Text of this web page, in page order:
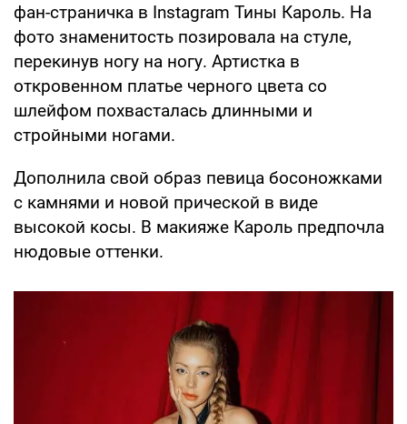
фан-страничка в Instagram Тины Кароль. На
фото знаменитость позировала на стуле,
перекинув ногу на ногу. Артистка в
откровенном платье черного цвета со
шлейфом похвасталась длинными и
стройными ногами.
Дополнила свой образ певица босоножками
с камнями и новой прической в виде
высокой косы. В макияже Кароль предпочла
нюдовые оттенки.